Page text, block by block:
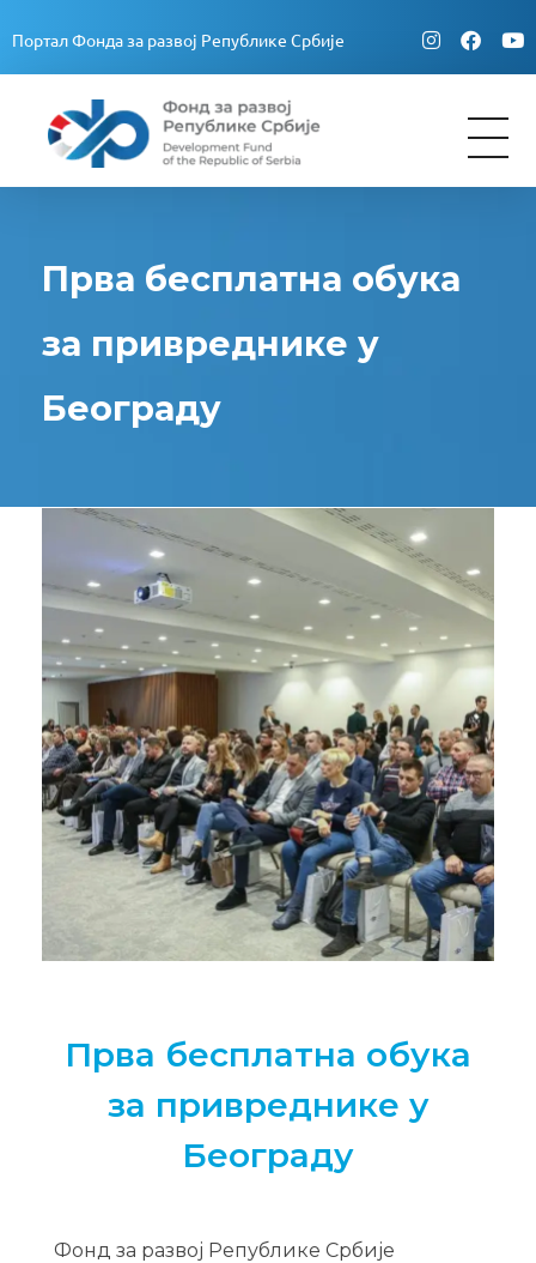
Портал Фонда за развој Републике Србије
Fond za razvoj Republike Srbije
Прва бесплатна обука
за привреднике у
Београду
Прва бесплатна обука
за привреднике у
Београду
Фонд за развој Републике Србије